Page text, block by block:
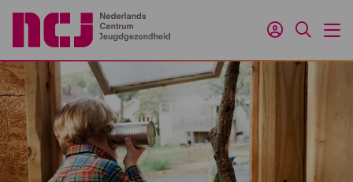
Inloggen
Zoeken